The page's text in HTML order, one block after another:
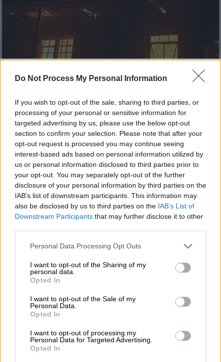
Do Not Process My Personal Information
If you wish to opt-out of the sale, sharing to third parties, or
processing of your personal or sensitive information for
targeted advertising by us, please use the below opt-out
section to confirm your selection. Please note that after your
opt-out request is processed you may continue seeing
interest-based ads based on personal information utilized by
us or personal information disclosed to third parties prior to
your opt-out. You may separately opt-out of the further
disclosure of your personal information by third parties on the
IAB’s list of downstream participants. This information may
also be disclosed by us to third parties on the IAB’s List of
Downstream Participants that may further disclose it to other
Please note that this website/app uses one or more Google
not limited to your visit or usage behaviour. You may click to
grant or deny consent to Google and its third-party tags to
use your data for below specified purposes in below Google
consent section.
Personal Data Processing Opt Outs
I want to opt-out of the Sharing of my
personal data.
Opted In
I want to opt-out of the Sale of my
Personal Data.
Opted In
I want to opt-out of processing my
Personal Data for Targeted Advertising.
Opted In
Ελλάδα|21.07.2019 22:31
Φονική φωτιά στο Μάτι - Ένας χρόνος
μετά: «Μας άφησαν να καούμε»
Ένα χρόνο μετά τη φονική φωτιά στο Μάτι
έρχονται στο φως νέες μαρτυρίες